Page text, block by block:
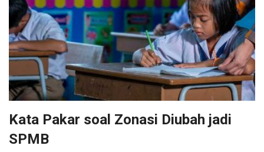
Kata Pakar soal Zonasi Diubah jadi
SPMB